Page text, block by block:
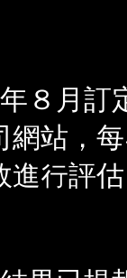
年８月訂
網站，
進行評